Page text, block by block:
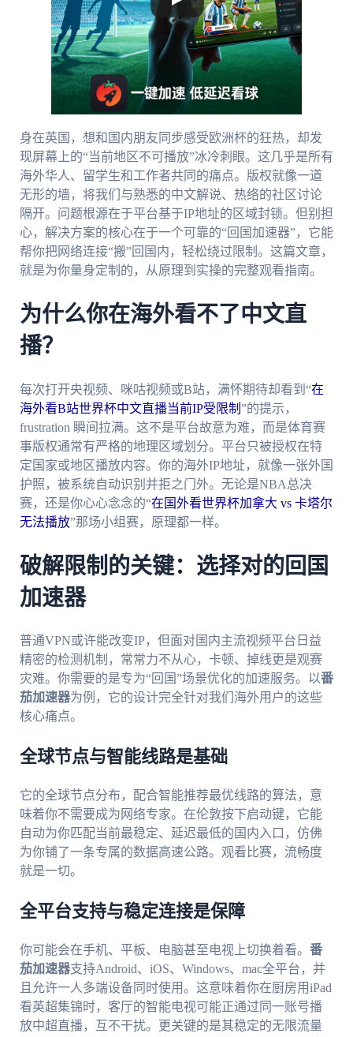
身在英国，想和国内朋友同步感受欧洲杯的狂热，却发
现屏幕上的“当前地区不可播放”冰冷刺眼。这几乎是所有
海外华人、留学生和工作者共同的痛点。版权就像一道
无形的墙，将我们与熟悉的中文解说、热络的社区讨论
隔开。问题根源在于平台基于IP地址的区域封锁。但别担
心，解决方案的核心在于一个可靠的“回国加速器”，它能
帮你把网络连接“搬”回国内，轻松绕过限制。这篇文章，
就是为你量身定制的，从原理到实操的完整观看指南。
为什么你在海外看不了中文直
播？
每次打开央视频、咪咕视频或B站，满怀期待却看到“在
海外看B站世界杯中文直播当前IP受限制 ”的提示，
frustration 瞬间拉满。这不是平台故意为难，而是体育赛
事版权通常有严格的地理区域划分。平台只被授权在特
定国家或地区播放内容。你的海外IP地址，就像一张外国
护照，被系统自动识别并拒之门外。无论是NBA总决
赛，还是你心心念念的“在国外看世界杯加拿大 vs 卡塔尔
无法播放”那场小组赛，原理都一样。
破解限制的关键：选择对的回国
加速器
普通VPN或许能改变IP，但面对国内主流视频平台日益
精密的检测机制，常常力不从心，卡顿、掉线更是观赛
灾难。你需要的是专为“回国”场景优化的加速服务。以番
茄加速器为例，它的设计完全针对我们海外用户的这些
核心痛点。
全球节点与智能线路是基础
它的全球节点分布，配合智能推荐最优线路的算法，意
味着你不需要成为网络专家。在伦敦按下启动键，它能
自动为你匹配当前最稳定、延迟最低的国内入口，仿佛
为你铺了一条专属的数据高速公路。观看比赛，流畅度
就是一切。
全平台支持与稳定连接是保障
你可能会在手机、平板、电脑甚至电视上切换着看。 番
茄加速器支持Android、iOS、Windows、mac全平台，并
且允许一人多端设备同时使用。这意味着你在厨房用iPad
看英超集锦时，客厅的智能电视可能正通过同一账号播
放中超直播，互不干扰。更关键的是其稳定的无限流量